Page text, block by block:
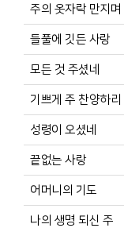
주의 옷자락 만지며
들풀에 깃든 사랑
모든 것 주셨네
기쁘게 주 찬양하리
성령이 오셨네
끝없는 사랑
어머니의 기도
나의 생명 되신 주